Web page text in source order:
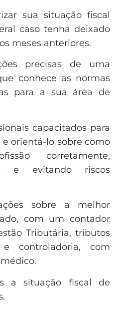
sua situação fiscal
caso tenha deixado
meses anteriores.
precisas de uma
conhece as normas
para a sua área de
capacitados para
orientá-lo sobre como
corretamente,
e evitando riscos
sobre a melhor
com um contador
Tributária, tributos
controladoria, com
a situação fiscal de